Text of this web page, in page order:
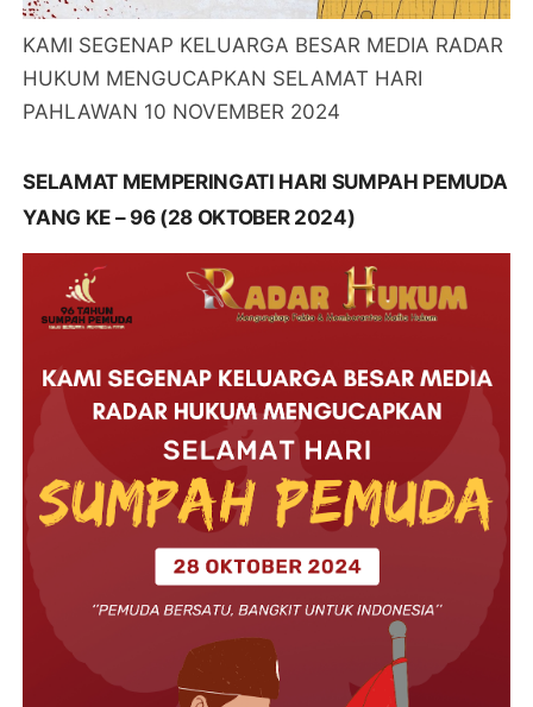
KAMI SEGENAP KELUARGA BESAR MEDIA RADAR
HUKUM MENGUCAPKAN SELAMAT HARI
PAHLAWAN 10 NOVEMBER 2024
SELAMAT MEMPERINGATI HARI SUMPAH PEMUDA
YANG KE – 96 (28 OKTOBER 2024)